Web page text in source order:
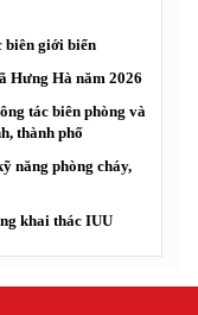
biên giới biển
Hưng Hà năm 2026
tác biên phòng và
thành phố
năng phòng cháy,
khai thác IUU